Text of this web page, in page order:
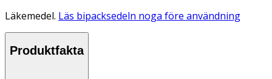
Läkemedel. Läs bipacksedeln noga före användning
Produktfakta